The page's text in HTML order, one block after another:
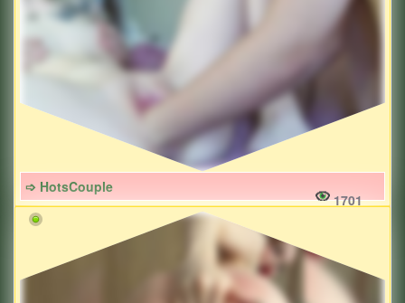
➩ HotsCouple
1701